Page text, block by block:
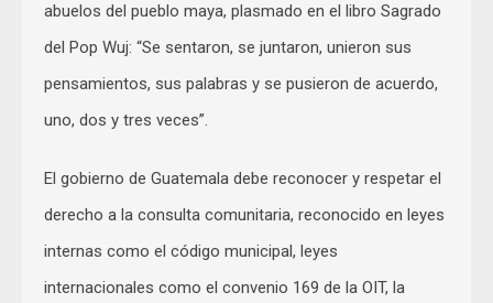
abuelos del pueblo maya, plasmado en el libro Sagrado
del Pop Wuj: “Se sentaron, se juntaron, unieron sus
pensamientos, sus palabras y se pusieron de acuerdo,
uno, dos y tres veces”.
El gobierno de Guatemala debe reconocer y respetar el
derecho a la consulta comunitaria, reconocido en leyes
internas como el código municipal, leyes
internacionales como el convenio 169 de la OIT, la